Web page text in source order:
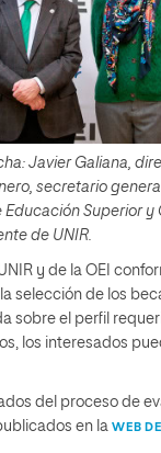
Javier Galiana,
secretario
Superior y
de UNIR.
y de la OEI
selección de los
sobre el perfil
los interesados
del proceso de
en la WEB